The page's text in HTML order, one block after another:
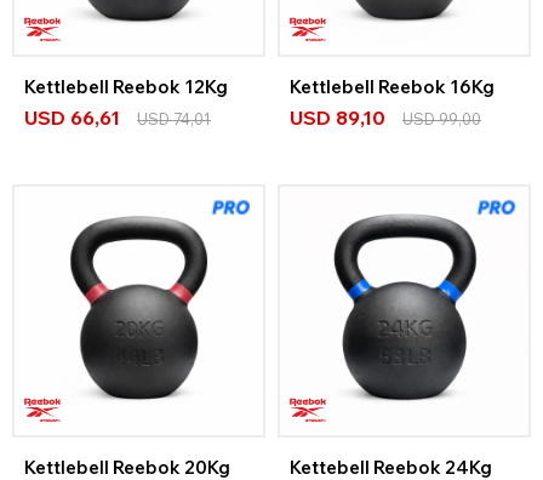
Kettlebell Reebok 12Kg
USD 66,61 USD74,01
Kettlebell Reebok 16Kg
USD 89,10 USD99,00
Kettlebell Reebok 20Kg Kettebell Reebok 24Kg